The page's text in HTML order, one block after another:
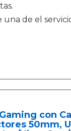
una de el
con
50mm,